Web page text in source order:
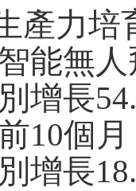
產力培
能無
增長
10個
增長